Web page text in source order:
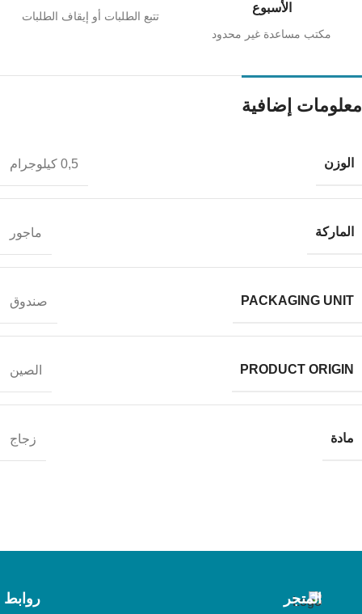
الأسبوع
مكتب مساعدة غير محدود
تتبع الطلبات أو إيقاف الطلبات
معلومات إضافية
الوزن 0,5 كيلوجرام
الماركة ماجور
PACKAGING UNIT صندوق
PRODUCT ORIGIN الصين
مادة زجاج
المتجر